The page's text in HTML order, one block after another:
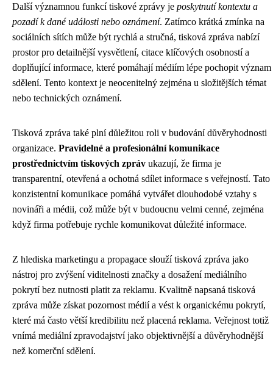
Další významnou funkcí tiskové zprávy je poskytnutí kontextu a
pozadí k dané události nebo oznámení. Zatímco krátká zmínka na
sociálních sítích může být rychlá a stručná, tisková zpráva nabízí
prostor pro detailnější vysvětlení, citace klíčových osobností a
doplňující informace, které pomáhají médiím lépe pochopit význam
sdělení. Tento kontext je neocenitelný zejména u složitějších témat
nebo technických oznámení.
Tisková zpráva také plní důležitou roli v budování důvěryhodnosti
organizace. Pravidelné a profesionální komunikace
prostřednictvím tiskových zpráv ukazují, že firma je
transparentní, otevřená a ochotná sdílet informace s veřejností. Tato
konzistentní komunikace pomáhá vytvářet dlouhodobé vztahy s
novináři a médii, což může být v budoucnu velmi cenné, zejména
když firma potřebuje rychle komunikovat důležité informace.
Z hlediska marketingu a propagace slouží tisková zpráva jako
nástroj pro zvýšení viditelnosti značky a dosažení mediálního
pokrytí bez nutnosti platit za reklamu. Kvalitně napsaná tisková
zpráva může získat pozornost médií a vést k organickému pokrytí,
které má často větší kredibilitu než placená reklama. Veřejnost totiž
vnímá mediální zpravodajství jako objektivnější a důvěryhodnější
než komerční sdělení.